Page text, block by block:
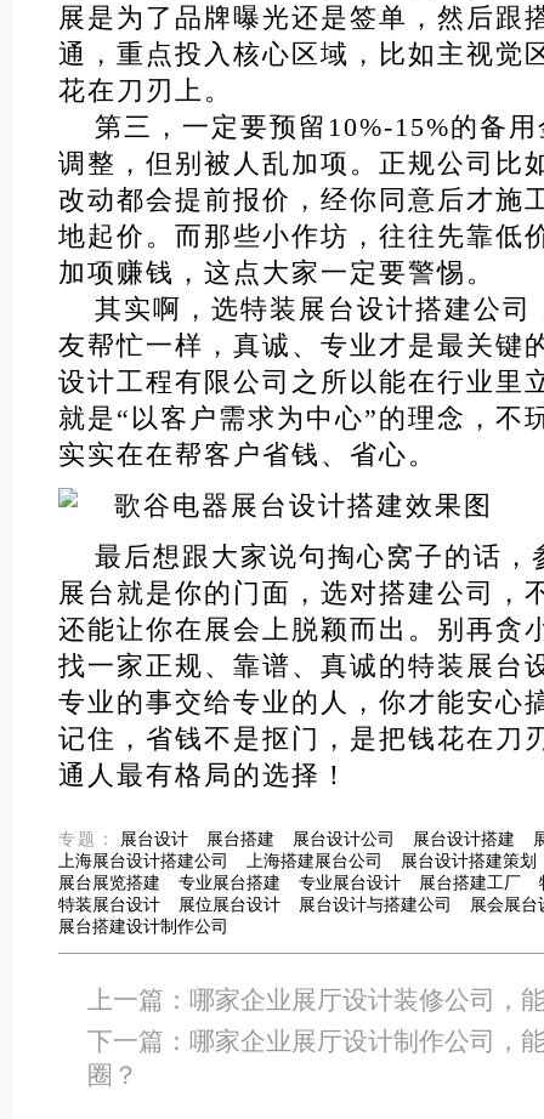
展是为了品牌曝光还是签单，然后跟
通，重点投入核心区域，比如主视觉
花在刀刃上。
第三，一定要预留10%-15%的备
调整，但别被人乱加项。正规公司比
改动都会提前报价，经你同意后才施
地起价。而那些小作坊，往往先靠低
加项赚钱，这点大家一定要警惕。
其实啊，选特装展台设计搭建公司
友帮忙一样，真诚、专业才是最关键
设计工程有限公司之所以能在行业里
就是“以客户需求为中心”的理念，不
实实在在帮客户省钱、省心。
最后想跟大家说句掏心窝子的话，
展台就是你的门面，选对搭建公司，
还能让你在展会上脱颖而出。别再贪
找一家正规、靠谱、真诚的特装展台
专业的事交给专业的人，你才能安心
记住，省钱不是抠门，是把钱花在刀
通人最有格局的选择！
专题： 展台设计 展台搭建 展台设计公司 展台设计搭建
上海展台设计搭建公司
上海搭建展台公司
展台设计搭建策划
展台展览搭建
专业展台搭建 专业展台设计 展台搭建工厂
特装展台设计
展位展台设计 展台设计与搭建公司
展会展台
展台搭建设计制作公司
上一篇： 哪家企业展厅设计装修公司，
下一篇： 哪家企业展厅设计制作公司，
圈？